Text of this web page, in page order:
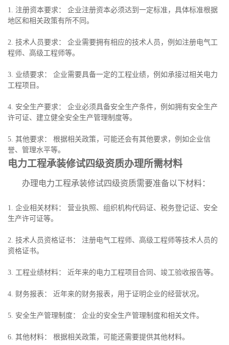
1. 注册资本要求： 企业注册资本必须达到一定标准，具体标准根据
地区和相关政策有所不同。
2. 技术人员要求： 企业需要拥有相应的技术人员，例如注册电气工
程师、高级工程师等。
3. 业绩要求： 企业需要具备一定的工程业绩，例如承接过相关电力
工程项目。
4. 安全生产要求： 企业必须具备安全生产条件，例如拥有安全生产
许可证、建立健全安全生产管理制度等。
5. 其他要求： 根据相关政策，可能还会有其他要求，例如企业信
誉、管理水平等。
电力工程承装修试四级资质办理所需材料
办理电力工程承装修试四级资质需要准备以下材料：
1. 企业相关材料： 营业执照、组织机构代码证、税务登记证、安全
生产许可证等。
2. 技术人员资格证书： 注册电气工程师、高级工程师等技术人员的
资格证书。
3. 工程业绩材料： 近年来的电力工程项目合同、竣工验收报告等。
4. 财务报表： 近年来的财务报表，用于证明企业的经营状况。
5. 安全生产管理制度： 企业的安全生产管理制度和相关文件。
6. 其他材料： 根据相关政策，可能还需要提供其他材料。